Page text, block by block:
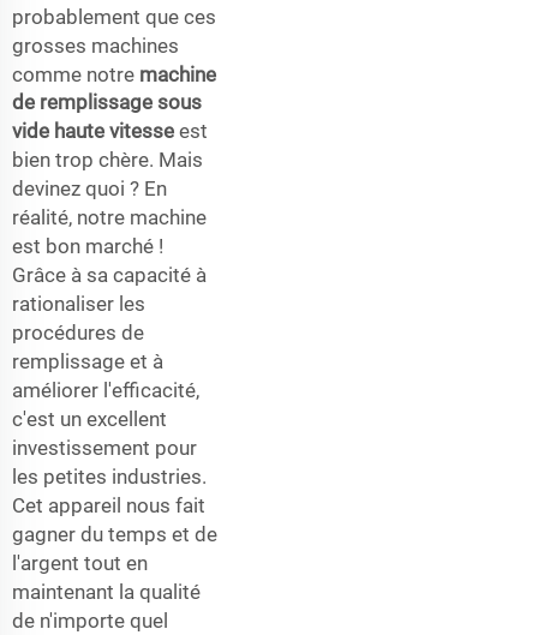
probablement que ces
grosses machines
comme notre machine
de remplissage sous
vide haute vitesse est
bien trop chère. Mais
devinez quoi ? En
réalité, notre machine
est bon marché !
Grâce à sa capacité à
rationaliser les
procédures de
remplissage et à
améliorer l'efficacité,
c'est un excellent
investissement pour
les petites industries.
Cet appareil nous fait
gagner du temps et de
l'argent tout en
maintenant la qualité
de n'importe quel